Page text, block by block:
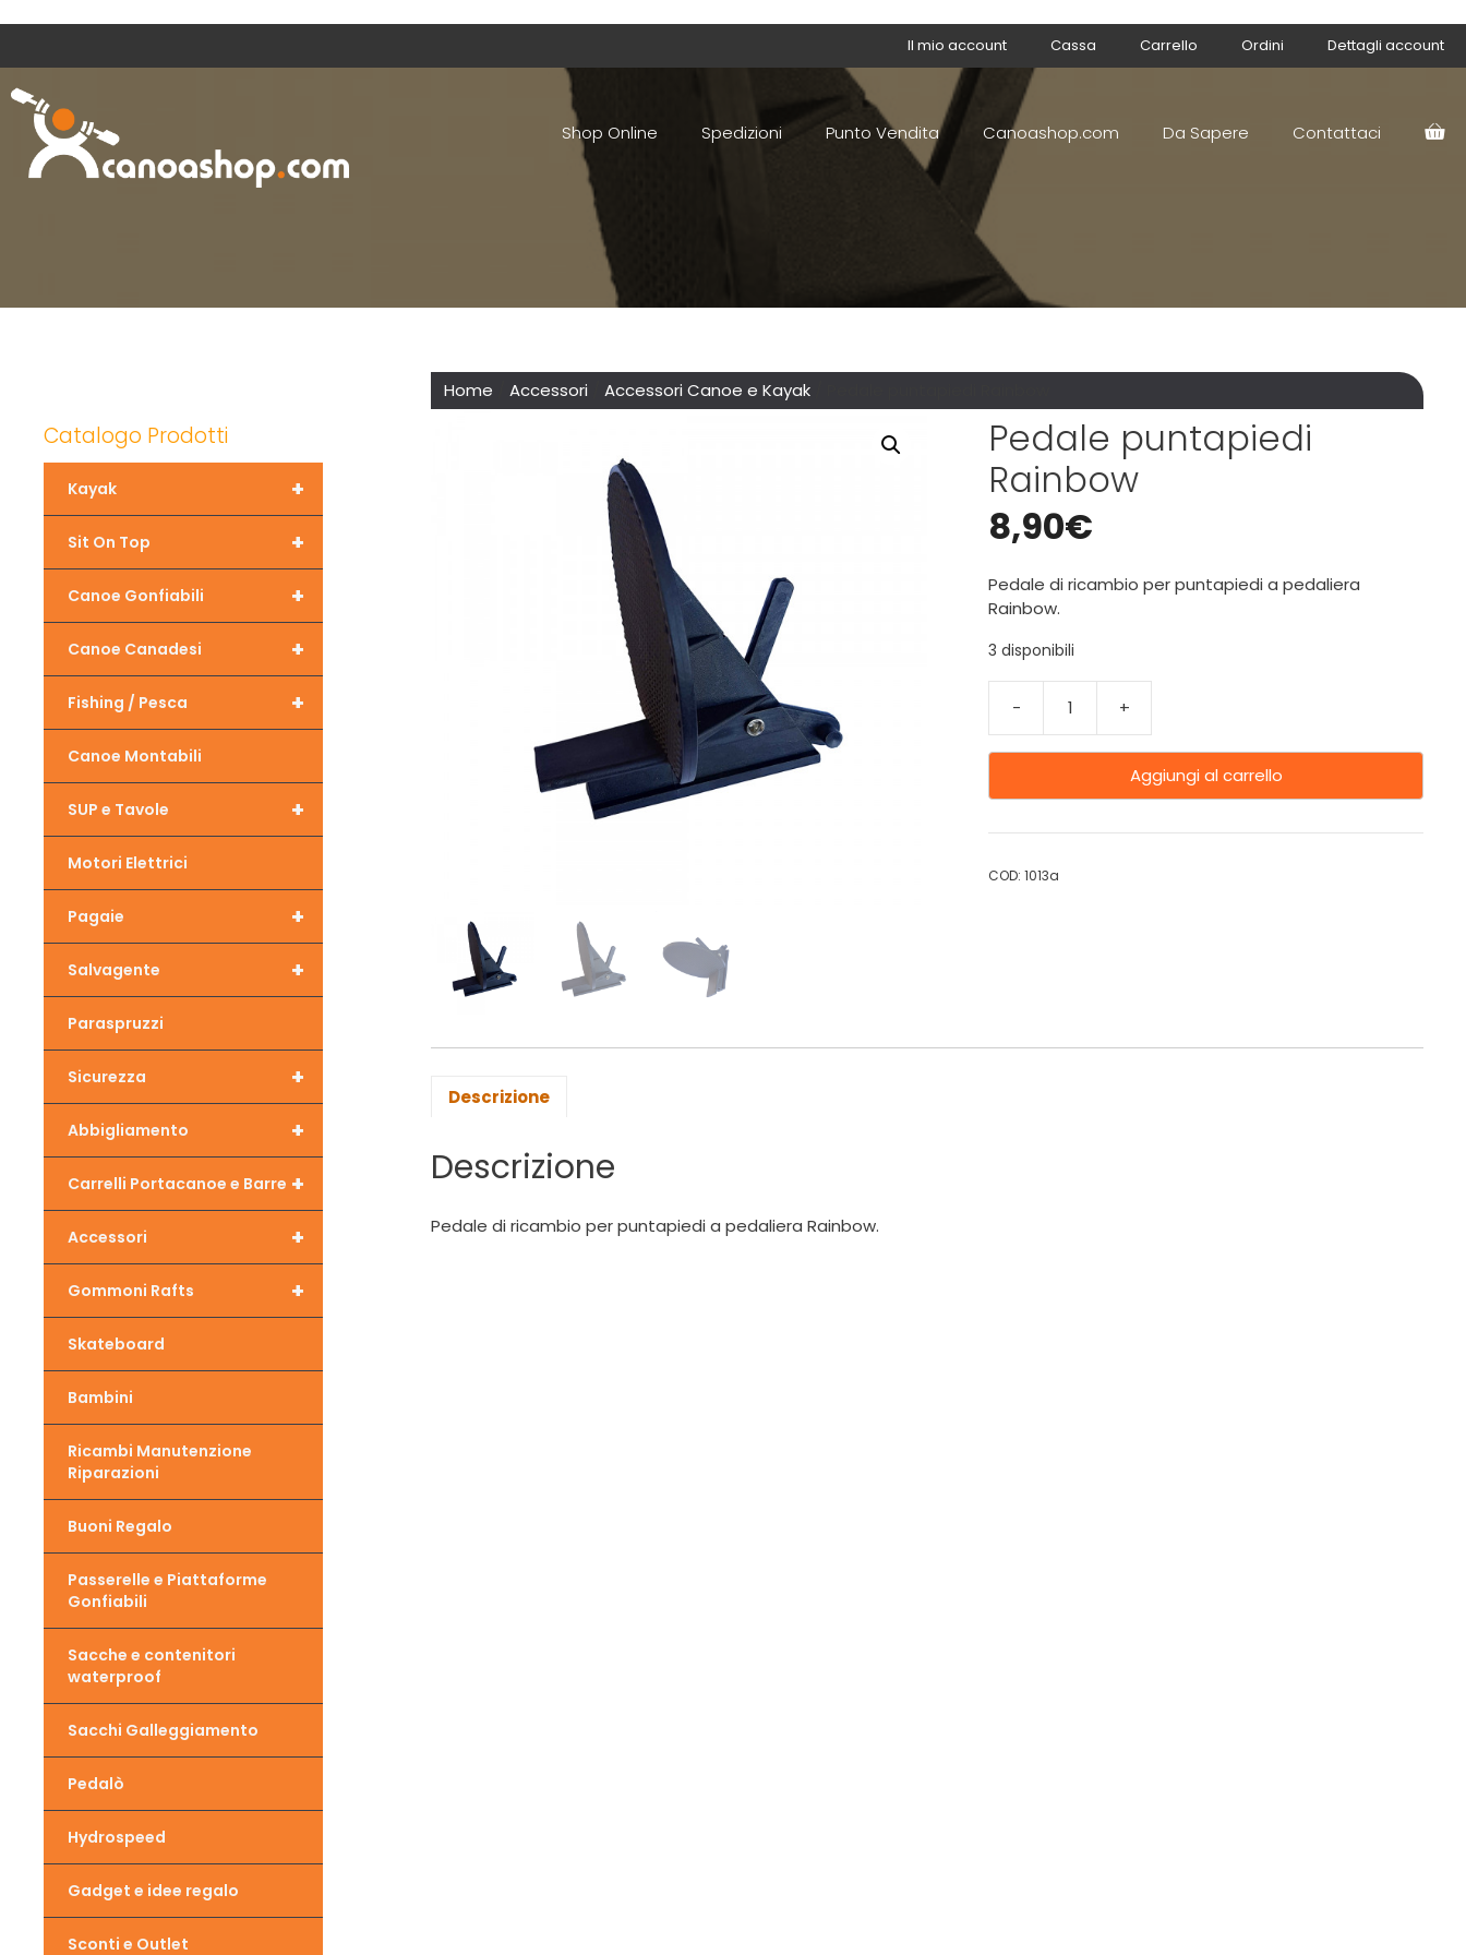
Il mio account Cassa Carrello Ordini Dettagli account
Shop Online Spedizioni Punto Vendita Canoashop.com Da Sapere Contattaci
Home Accessori Accessori Canoe e Kayak
Pedale puntapiedi
Rainbow
8,90€
Pedale di ricambio per puntapiedi a pedaliera
Rainbow.
3 disponibili
- +
Aggiungi al carrello
COD:1013a
Descrizione
Descrizione
Pedale di ricambio per puntapiedi a pedaliera Rainbow.
Catalogo Prodotti
+
Kayak
+
Sit On Top
+
Canoe Gonfiabili
+
Canoe Canadesi
+
Fishing / Pesca
Canoe Montabili
+
SUP e Tavole
Motori Elettrici
+
Pagaie
+
Salvagente
Paraspruzzi
+
Sicurezza
+
Abbigliamento
+
Carrelli Portacanoe e Barre
+
Accessori
+
Gommoni Rafts
Skateboard
Bambini
Ricambi Manutenzione
Riparazioni
Buoni Regalo
Passerelle e Piattaforme
Gonfiabili
Sacche e contenitori
waterproof
Sacchi Galleggiamento
Pedalò
Hydrospeed
Gadget e idee regalo
Sconti e Outlet